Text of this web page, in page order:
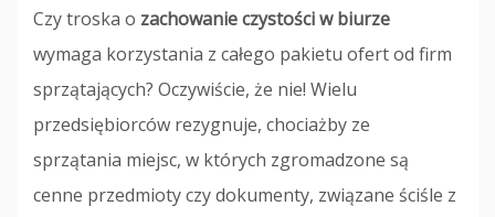
Czy troska o zachowanie czystości w biurze
wymaga korzystania z całego pakietu ofert od firm
sprzątających? Oczywiście, że nie! Wielu
przedsiębiorców rezygnuje, chociażby ze
sprzątania miejsc, w których zgromadzone są
cenne przedmioty czy dokumenty, związane ściśle z